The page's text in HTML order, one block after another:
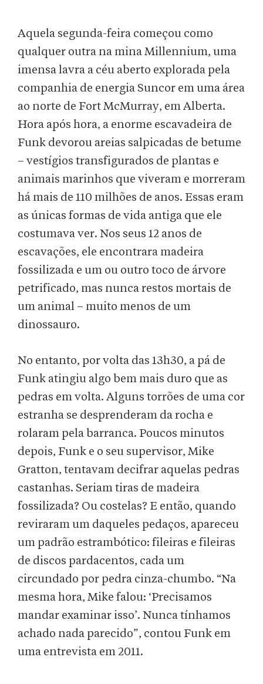
Aquela segunda-feira começou como
qualquer outra na mina Millennium, uma
imensa lavra a céu aberto explorada pela
companhia de energia Suncor em uma área
ao norte de Fort McMurray, em Alberta.
Hora após hora, a enorme escavadeira de
Funk devorou areias salpicadas de betume
– vestígios transfigurados de plantas e
animais marinhos que viveram e morreram
há mais de 110 milhões de anos. Essas eram
as únicas formas de vida antiga que ele
costumava ver. Nos seus 12 anos de
escavações, ele encontrara madeira
fossilizada e um ou outro toco de árvore
petrificado, mas nunca restos mortais de
um animal – muito menos de um
dinossauro.
No entanto, por volta das 13h30, a pá de
Funk atingiu algo bem mais duro que as
pedras em volta. Alguns torrões de uma cor
estranha se desprenderam da rocha e
rolaram pela barranca. Poucos minutos
depois, Funk e o seu supervisor, Mike
Gratton, tentavam decifrar aquelas pedras
castanhas. Seriam tiras de madeira
fossilizada? Ou costelas? E então, quando
reviraram um daqueles pedaços, apareceu
um padrão estrambótico: fileiras e fileiras
de discos pardacentos, cada um
circundado por pedra cinza-chumbo. “Na
mesma hora, Mike falou: ‘Precisamos
mandar examinar isso’. Nunca tínhamos
achado nada parecido”, contou Funk em
uma entrevista em 2011.